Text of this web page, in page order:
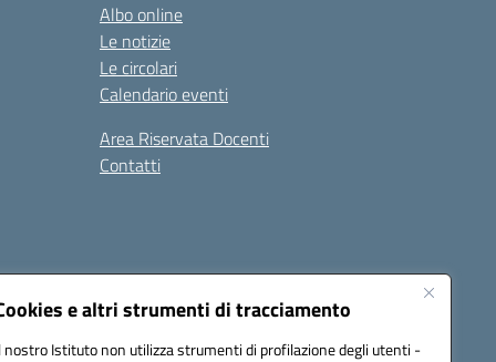
e altri strumenti di tracciamento
nostro Istituto non utilizza strumenti di profilazione degli utenti -
Albo online
Le notizie
Le circolari
Calendario eventi
Area Riservata Docenti
Contatti
Seguici su: